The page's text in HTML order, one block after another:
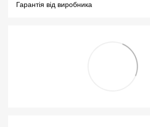
Гарантія від виробника